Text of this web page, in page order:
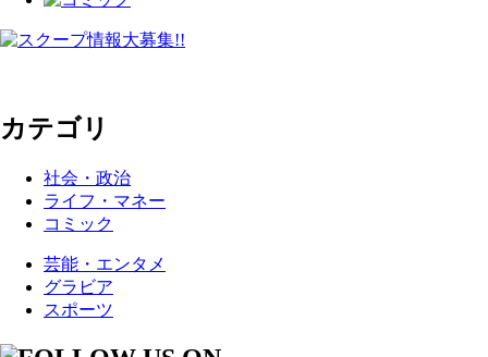
カテゴリ
社会・政治
ライフ・マネー
コミック
芸能・エンタメ
グラビア
スポーツ